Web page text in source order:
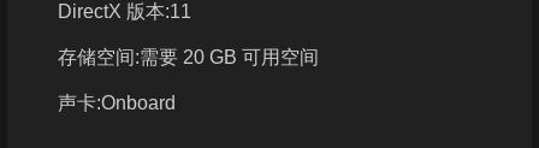
DirectX 版本:11
存储空间:需要 20 GB 可用空间
声卡:Onboard